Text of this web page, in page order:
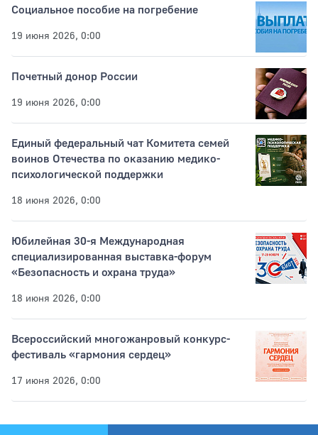
Социальное пособие на погребение
19 июня 2026, 0:00
Почетный донор России
19 июня 2026, 0:00
Единый федеральный чат Комитета семей
воинов Отечества по оказанию медико-
психологической поддержки
18 июня 2026, 0:00
Юбилейная 30-я Международная
специализированная выставка-форум
«Безопасность и охрана труда»
18 июня 2026, 0:00
Всероссийский многожанровый конкурс-
фестиваль «гармония сердец»
17 июня 2026, 0:00